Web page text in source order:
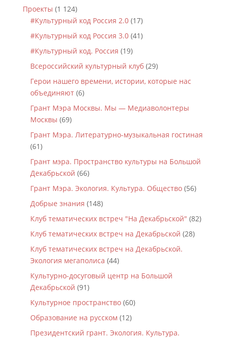
Проекты (1 124)
#Культурный код Россия 2.0(17)
#Культурный код Россия 3.0(41)
#Культурный код. Россия (19)
Всероссийский культурный клуб(29)
Герои нашего времени, истории, которые нас
объединяют(6)
Грант Мэра Москвы. Мы — Медиаволонтеры
Москвы (69)
Грант Мэра. Литературно-музыкальная гостиная
(61)
Грант мэра. Пространство культуры на Большой
Декабрьской (66)
Грант Мэра. Экология. Культура. Общество(56)
Добрые знания (148)
Клуб тематических встреч "На Декабрьской" (82)
Клуб тематических встреч на Декабрьской (28)
Клуб тематических встреч на Декабрьской.
Экология мегаполиса (44)
Культурно-досуговый центр на Большой
Декабрьской (91)
Культурное пространство(60)
Образование на русском (12)
Президентский грант. Экология. Культура.